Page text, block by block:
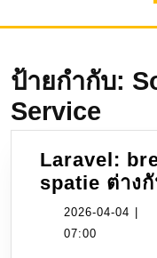
ป้ายกำกับ:
Service
Laravel:
spatie ต่าง
2026-04-04
07:00